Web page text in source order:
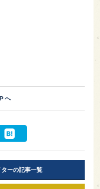
へ
ターの記事一覧